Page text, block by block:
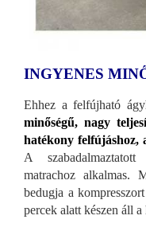
INGYENES
Ehhez a felfújható
minőségű, nagy
hatékony felfújáshoz,
A
matrachoz alkalmas.
bedugja a
percek alatt készen áll a